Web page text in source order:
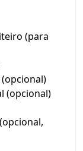
(para
(opcional)